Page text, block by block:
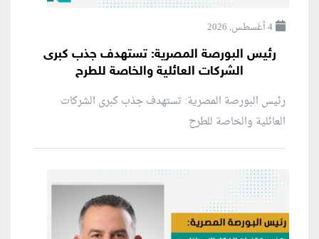
4 أغسطس, 2026
رئيس البورصة المصرية: تستهدف جذب كبرى
الشركات العائلية والخاصة للطرح
رئيس البورصة المصرية: تستهدف جذب كبرى الشركات
العائلية والخاصة للطرح